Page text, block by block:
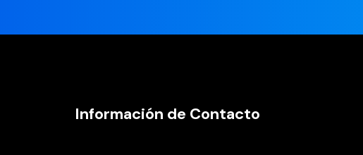
Información de Contacto